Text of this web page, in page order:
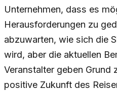
Unternehmen, dass es
Herausforderungen zu
abzuwarten, wie sich die
wird, aber die aktuellen
Veranstalter geben Grund
positive Zukunft des